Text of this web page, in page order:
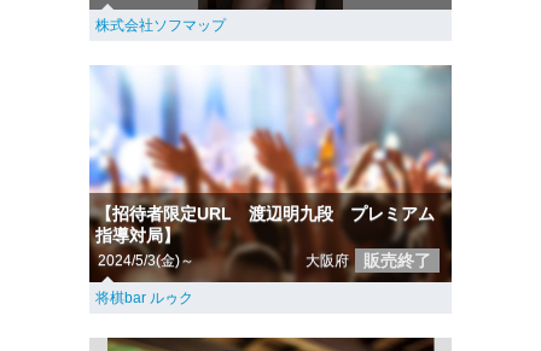
株式会社ソフマップ
【招待者限定URL 渡辺明九段 プレミアム
指導対局】
2024/5/3(金)～ 大阪府 販売終了
将棋bar ルゥク